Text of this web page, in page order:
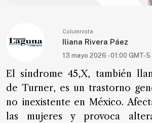
Seguridad
Salud
Economía
Columnista
Iliana Rivera Páez
13 mayo 2026 - 01:00 GMT-5
El síndrome 45,X, también
de Turner, es un trastorno
no inexistente en México.
las mujeres y provoca